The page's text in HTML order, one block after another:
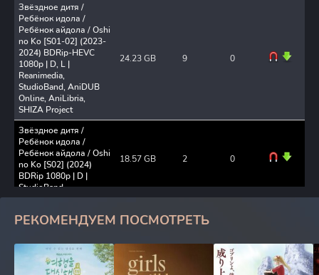
Звёздное дитя /
Ребёнок идола /
Ребёнок айдола / Oshi
no Ko [S01-02] (2023-
2024) BDRip-HEVC
1080p | D, L |
Reanimedia,
StudioBand, AniDUB
Online, AniLibria,
SHIZA Project
24.23 GB 9 0
Звёздное дитя /
Ребёнок идола /
Ребёнок айдола / Oshi
no Ko [S02] (2024)
BDRip 1080p | D |
StudioBand
18.57 GB 2 0
Ребёнок идола /
no Ko [S01] (2023)
BDRip 1080p от
Deadmauvlad | D, L
РЕКОМЕНДУЕМ ПОСМОТРЕТЬ